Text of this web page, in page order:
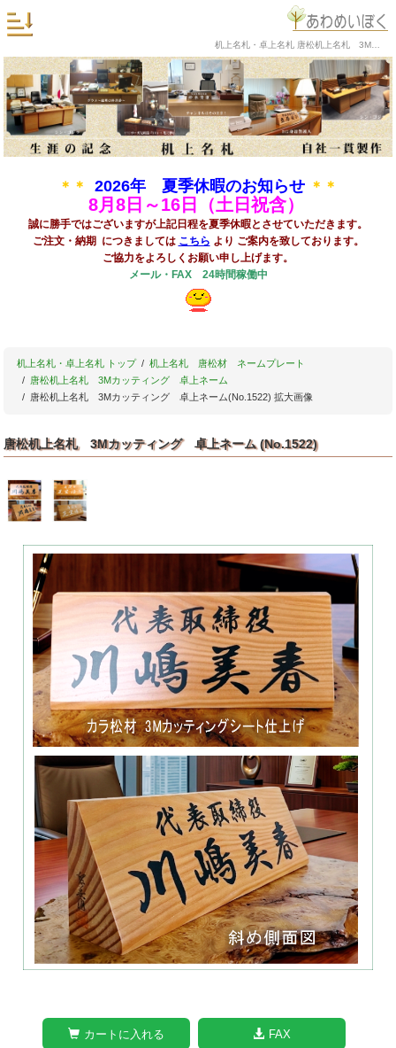
＊＊ 2026年 夏季休暇のお知らせ ＊＊
8月8日～16日（土日祝含）
誠に勝手ではございますが上記日程を夏季休暇とさせていただきます。
ご注文・納期 につきましては こちら より ご案内を致しております。
ご協力をよろしくお願い申し上げます。
メール・FAX 24時間稼働中
机上名札・卓上名札 トップ
机上名札 唐松材 ネームプレート
唐松机上名札 3Mカッティング 卓上ネーム
唐松机上名札 3Mカッティング 卓上ネーム(No.1522) 拡大画像
唐松机上名札 3Mカッティング 卓上ネーム (No.1522)
カートに入れる FAX